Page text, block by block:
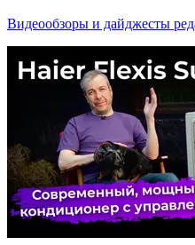
Видеообзоры и дайджесты